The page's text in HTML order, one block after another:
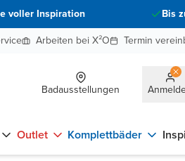
voller Inspiration
Bis
Arbeiten bei X²O Termin
Badausstellungen
Outlet Komplettbäder